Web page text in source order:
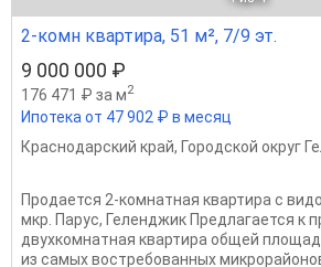
2-комн квартира, 51 м², 7/9 эт.
9 000 000 ₽
176 471 ₽ за м2
Ипотека от 47 902 ₽ в месяц
Краснодарский край, Городской округ
Продается 2-комнатная квартира с
мкр. Парус, Геленджик Предлагается к
двухкомнатная квартира общей
из самых востребованных